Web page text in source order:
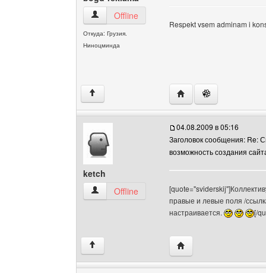
bogd-reklama Посмотреть профиль
Offline
Откуда: Грузия.
Ниноцминда
Respekt vsem adminam i
↑ Посетить сайт
ketch
ketch Посмотреть профиль
Offline
04.08.2009 в 05:16
Заголовок сообщения: Re:
возможность создания
правые и левые поля /
настраивается.
[/
↑ Посетить сайт